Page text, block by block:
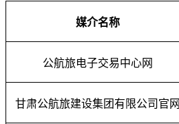
媒介名称
公航旅电子交易中心网
甘肃公航旅建设集团有限公司官网